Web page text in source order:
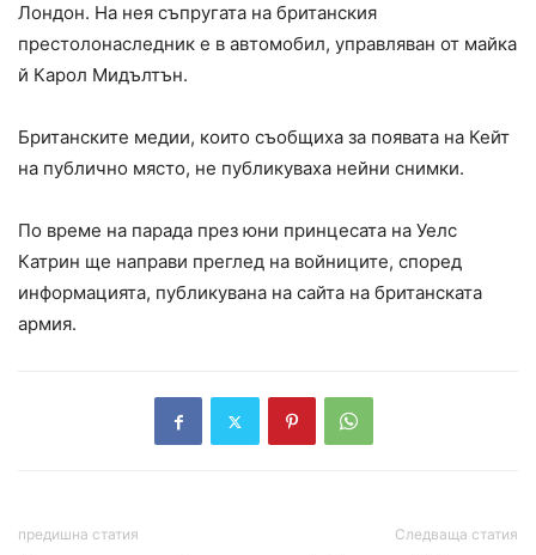
Лондон. На нея съпругата на британския
престолонаследник е в автомобил, управляван от майка
й Карол Мидълтън.
Британските медии, които съобщиха за появата на Кейт
на публично място, не публикуваха нейни снимки.
По време на парада през юни принцесата на Уелс
Катрин ще направи преглед на войниците, според
информацията, публикувана на сайта на британската
армия.
предишна статия Следваща статия